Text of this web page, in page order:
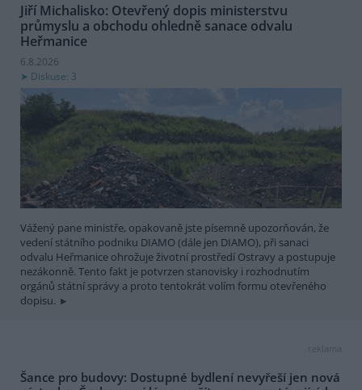
Jiří Michalisko: Otevřený dopis ministerstvu
průmyslu a obchodu ohledně sanace odvalu
Heřmanice
6.8.2026
Diskuse: 3
Vážený pane ministře, opakovaně jste písemně upozorňován, že
vedení státního podniku DIAMO (dále jen DIAMO), při sanaci
odvalu Heřmanice ohrožuje životní prostředí Ostravy a postupuje
nezákonně. Tento fakt je potvrzen stanovisky i rozhodnutím
orgánů státní správy a proto tentokrát volím formu otevřeného
dopisu.
reklama
Šance pro budovy: Dostupné bydlení nevyřeší jen nová